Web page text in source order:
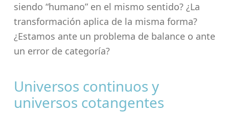
siendo “humano” en el mismo sentido? ¿La
transformación aplica de la misma forma?
¿Estamos ante un problema de balance o ante
un error de categoría?
Universos continuos y
universos cotangentes